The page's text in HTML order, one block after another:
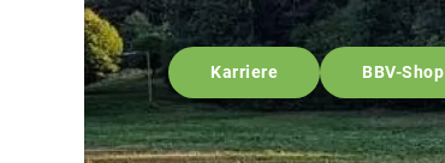
Karriere BBV-Shop